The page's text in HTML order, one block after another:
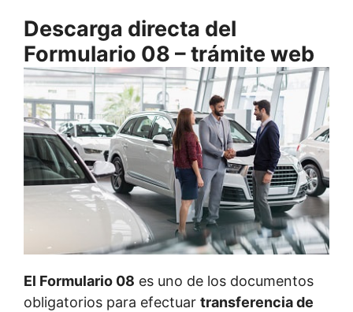
Descarga directa del
Formulario 08 – trámite web
El Formulario 08 es uno de los documentos
obligatorios para efectuar transferencia de